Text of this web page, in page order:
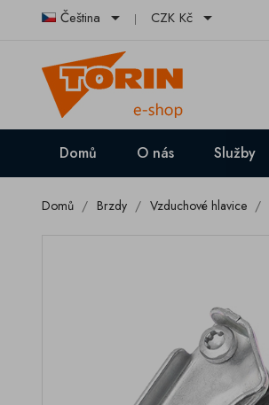
Čeština  CZK Kč 
Domů O nás Služby
Domů Brzdy Vzduchové hlavice